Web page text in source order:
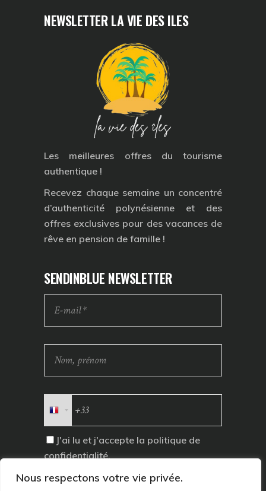
Nous respectons votre vie privée.
NEWSLETTER LA VIE DES ILES
Les meilleures offres du tourisme
authentique !
Recevez chaque semaine un concentré
d’authenticité polynésienne et des
offres exclusives pour des vacances de
rêve en pension de famille !
SENDINBLUE NEWSLETTER
J'ai lu et j'accepte la politique de
confidentialité.